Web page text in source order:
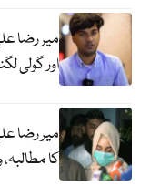
میر رضا
اور گولی
میر رضا
کا